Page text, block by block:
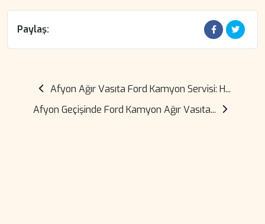
Paylaş:
Afyon Ağır Vasıta Ford Kamyon Servisi: H...
Afyon Geçişinde Ford Kamyon Ağır Vasıta...